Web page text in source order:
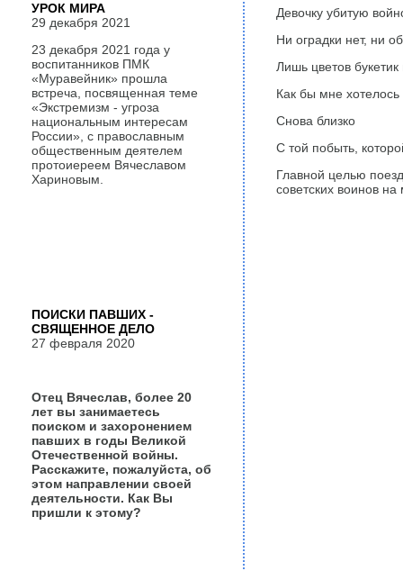
Девочку убитую
Ни оградки нет, ни
Лишь цветов
Как бы мне хотелось
Снова близко
С той побыть,
Главной целью
советских воинов
УРОК МИРА
29 декабря 2021
23 декабря 2021 года у
воспитанников ПМК
«Муравейник» прошла
встреча, посвященная теме
«Экстремизм - угроза
национальным интересам
России», с православным
общественным деятелем
протоиереем Вячеславом
Хариновым.
ПОИСКИ ПАВШИХ -
СВЯЩЕННОЕ ДЕЛО
27 февраля 2020
Отец Вячеслав, более 20
лет вы занимаетесь
поиском и захоронением
павших в годы Великой
Отечественной войны.
Расскажите, пожалуйста, об
этом направлении своей
деятельности. Как Вы
пришли к этому?